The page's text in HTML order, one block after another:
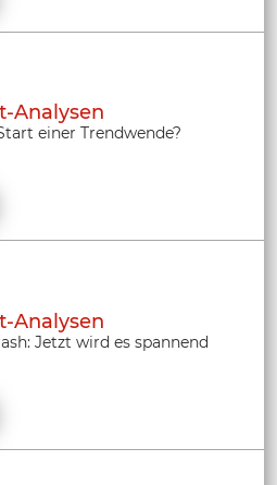
Analysen
einer Trendwende?
Analysen
Jetzt wird es spannend